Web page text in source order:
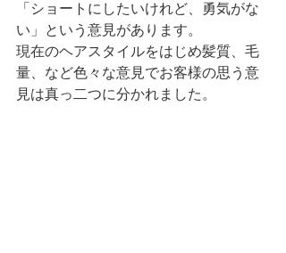
「ショートにしたいけれど、勇気がな
い」という意見があります。
現在のヘアスタイルをはじめ髪質、毛
量、など色々な意見でお客様の思う意
見は真っ二つに分かれました。